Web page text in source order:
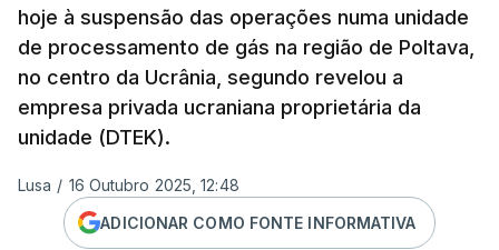
hoje à suspensão das operações numa unidade
de processamento de gás na região de Poltava,
no centro da Ucrânia, segundo revelou a
empresa privada ucraniana proprietária da
unidade (DTEK).
Lusa / 16 Outubro 2025, 12:48
ADICIONAR COMO FONTE INFORMATIVA